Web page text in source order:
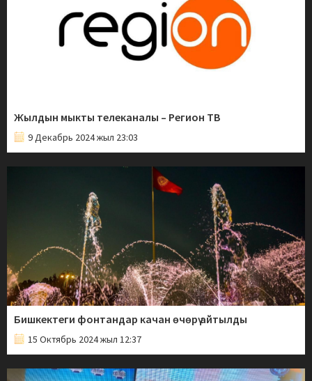
Жылдын мыкты телеканалы – Регион ТВ
9 Декабрь 2024 жыл 23:03
Бишкектеги фонтандар качан өчөрү айтылды
15 Октябрь 2024 жыл 12:37